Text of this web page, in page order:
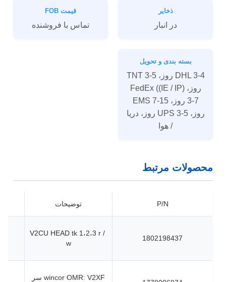
ذخایر
در انبار
قیمت FOB
تماس با فروشنده
بسته بندی و تحویل
DHL 3-4 روز، TNT 3-5
روز، FedEx ((IE / IP)
3-7 روز، EMS 7-15
روز، UPS 3-5 روز، دریا
/ هوا
محصولات مرتبط
P/N توضیحات
1802198437
V2CU HEAD tk 1،2،3 r /
w
wincor OMR: V2XF سر